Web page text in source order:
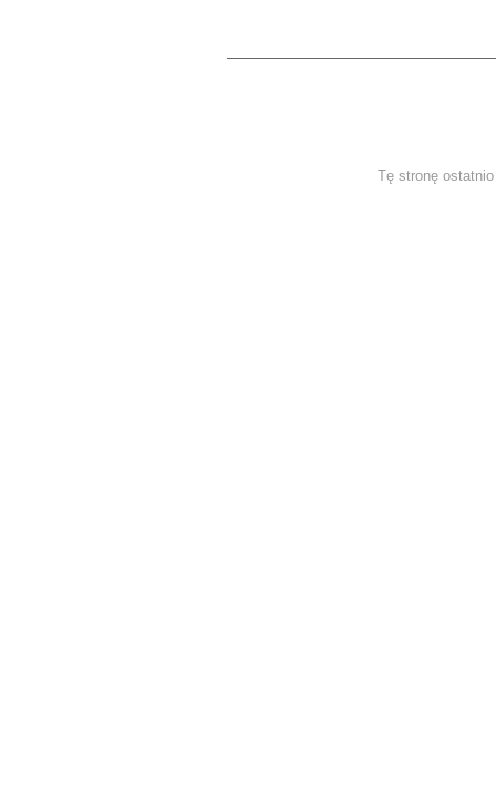
Tę stronę